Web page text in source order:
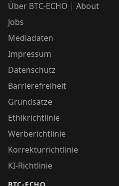
Über BTC-ECHO | About
Jobs
Mediadaten
Impressum
Datenschutz
Barrierefreiheit
Grundsätze
Ethikrichtlinie
Werberichtlinie
Korrekturrichtlinie
KI-Richtlinie